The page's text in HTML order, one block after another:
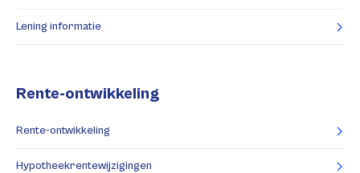
Lening informatie
Rente-ontwikkeling
Rente-ontwikkeling
Hypotheekrentewijzigingen